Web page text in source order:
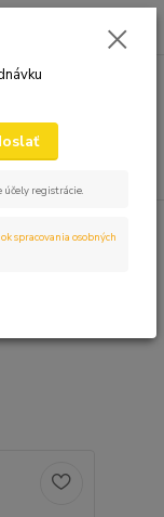
0,00 EUR
účely registrácie.
spracovania osobných